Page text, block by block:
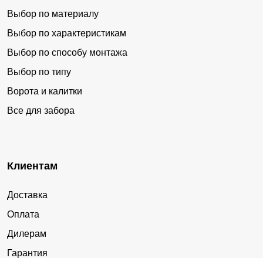
Выбор по материалу
Выбор по характеристикам
Выбор по способу монтажа
Выбор по типу
Ворота и калитки
Все для забора
Клиентам
Доставка
Оплата
Дилерам
Гарантия